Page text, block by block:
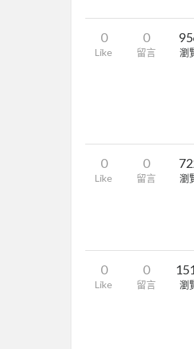
0
Like
0
留言 瀏
0
Like
0
留言 瀏
0
Like
0
留言 瀏